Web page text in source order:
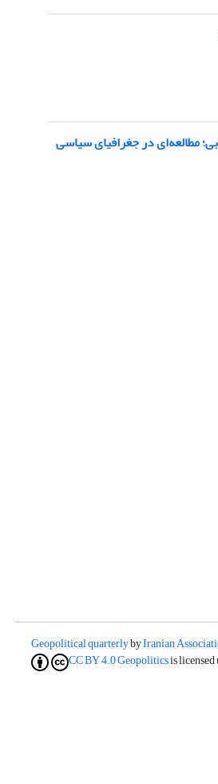
مطالعه‌ای در جغرافیای سیاسی
Geopolitical quarterlybyIranian
Geopoliticsis
CC BY 4.0